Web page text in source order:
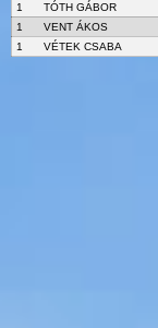
1
TÓTH GÁBOR
1
VENT ÁKOS
1
VÉTEK CSABA